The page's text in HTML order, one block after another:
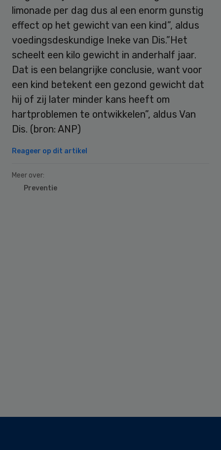
limonade per dag dus al een enorm gunstig
effect op het gewicht van een kind”, aldus
voedingsdeskundige Ineke van Dis.”Het
scheelt een kilo gewicht in anderhalf jaar.
Dat is een belangrijke conclusie, want voor
een kind betekent een gezond gewicht dat
hij of zij later minder kans heeft om
hartproblemen te ontwikkelen”, aldus Van
Dis. (bron: ANP)
Reageer op dit artikel
Meer over:
Preventie